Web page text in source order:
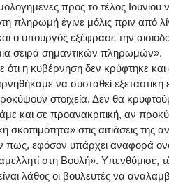
προς το τέλος Ιουνίου
πληρωμή έγινε μόλις πριν από
ο υπουργός εξέφρασε την
σειρά σημαντικών πληρωμών».
η κυβέρνηση δεν κρύφτηκε και
να συσταθεί εξεταστική
στοιχεία. Δεν θα
και σε προανακριτική, αν
στις αιτιάσεις της
πως, εφόσον υπάρχει αναφορά
στη Βουλή». Υπενθύμισε,
λάθος οι βουλευτές να